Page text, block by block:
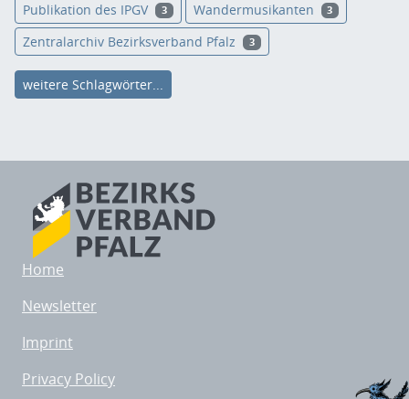
Publikation des IPGV 3 Wandermusikanten 3
Zentralarchiv Bezirksverband Pfalz 3
weitere Schlagwörter...
Home
Newsletter
Imprint
Privacy Policy